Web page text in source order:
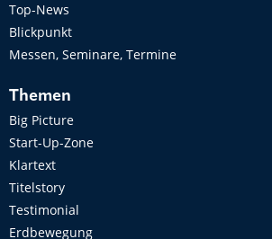
Top-News
Blickpunkt
Messen, Seminare, Termine
Themen
Big Picture
Start-Up-Zone
Klartext
Titelstory
Testimonial
Erdbewegung